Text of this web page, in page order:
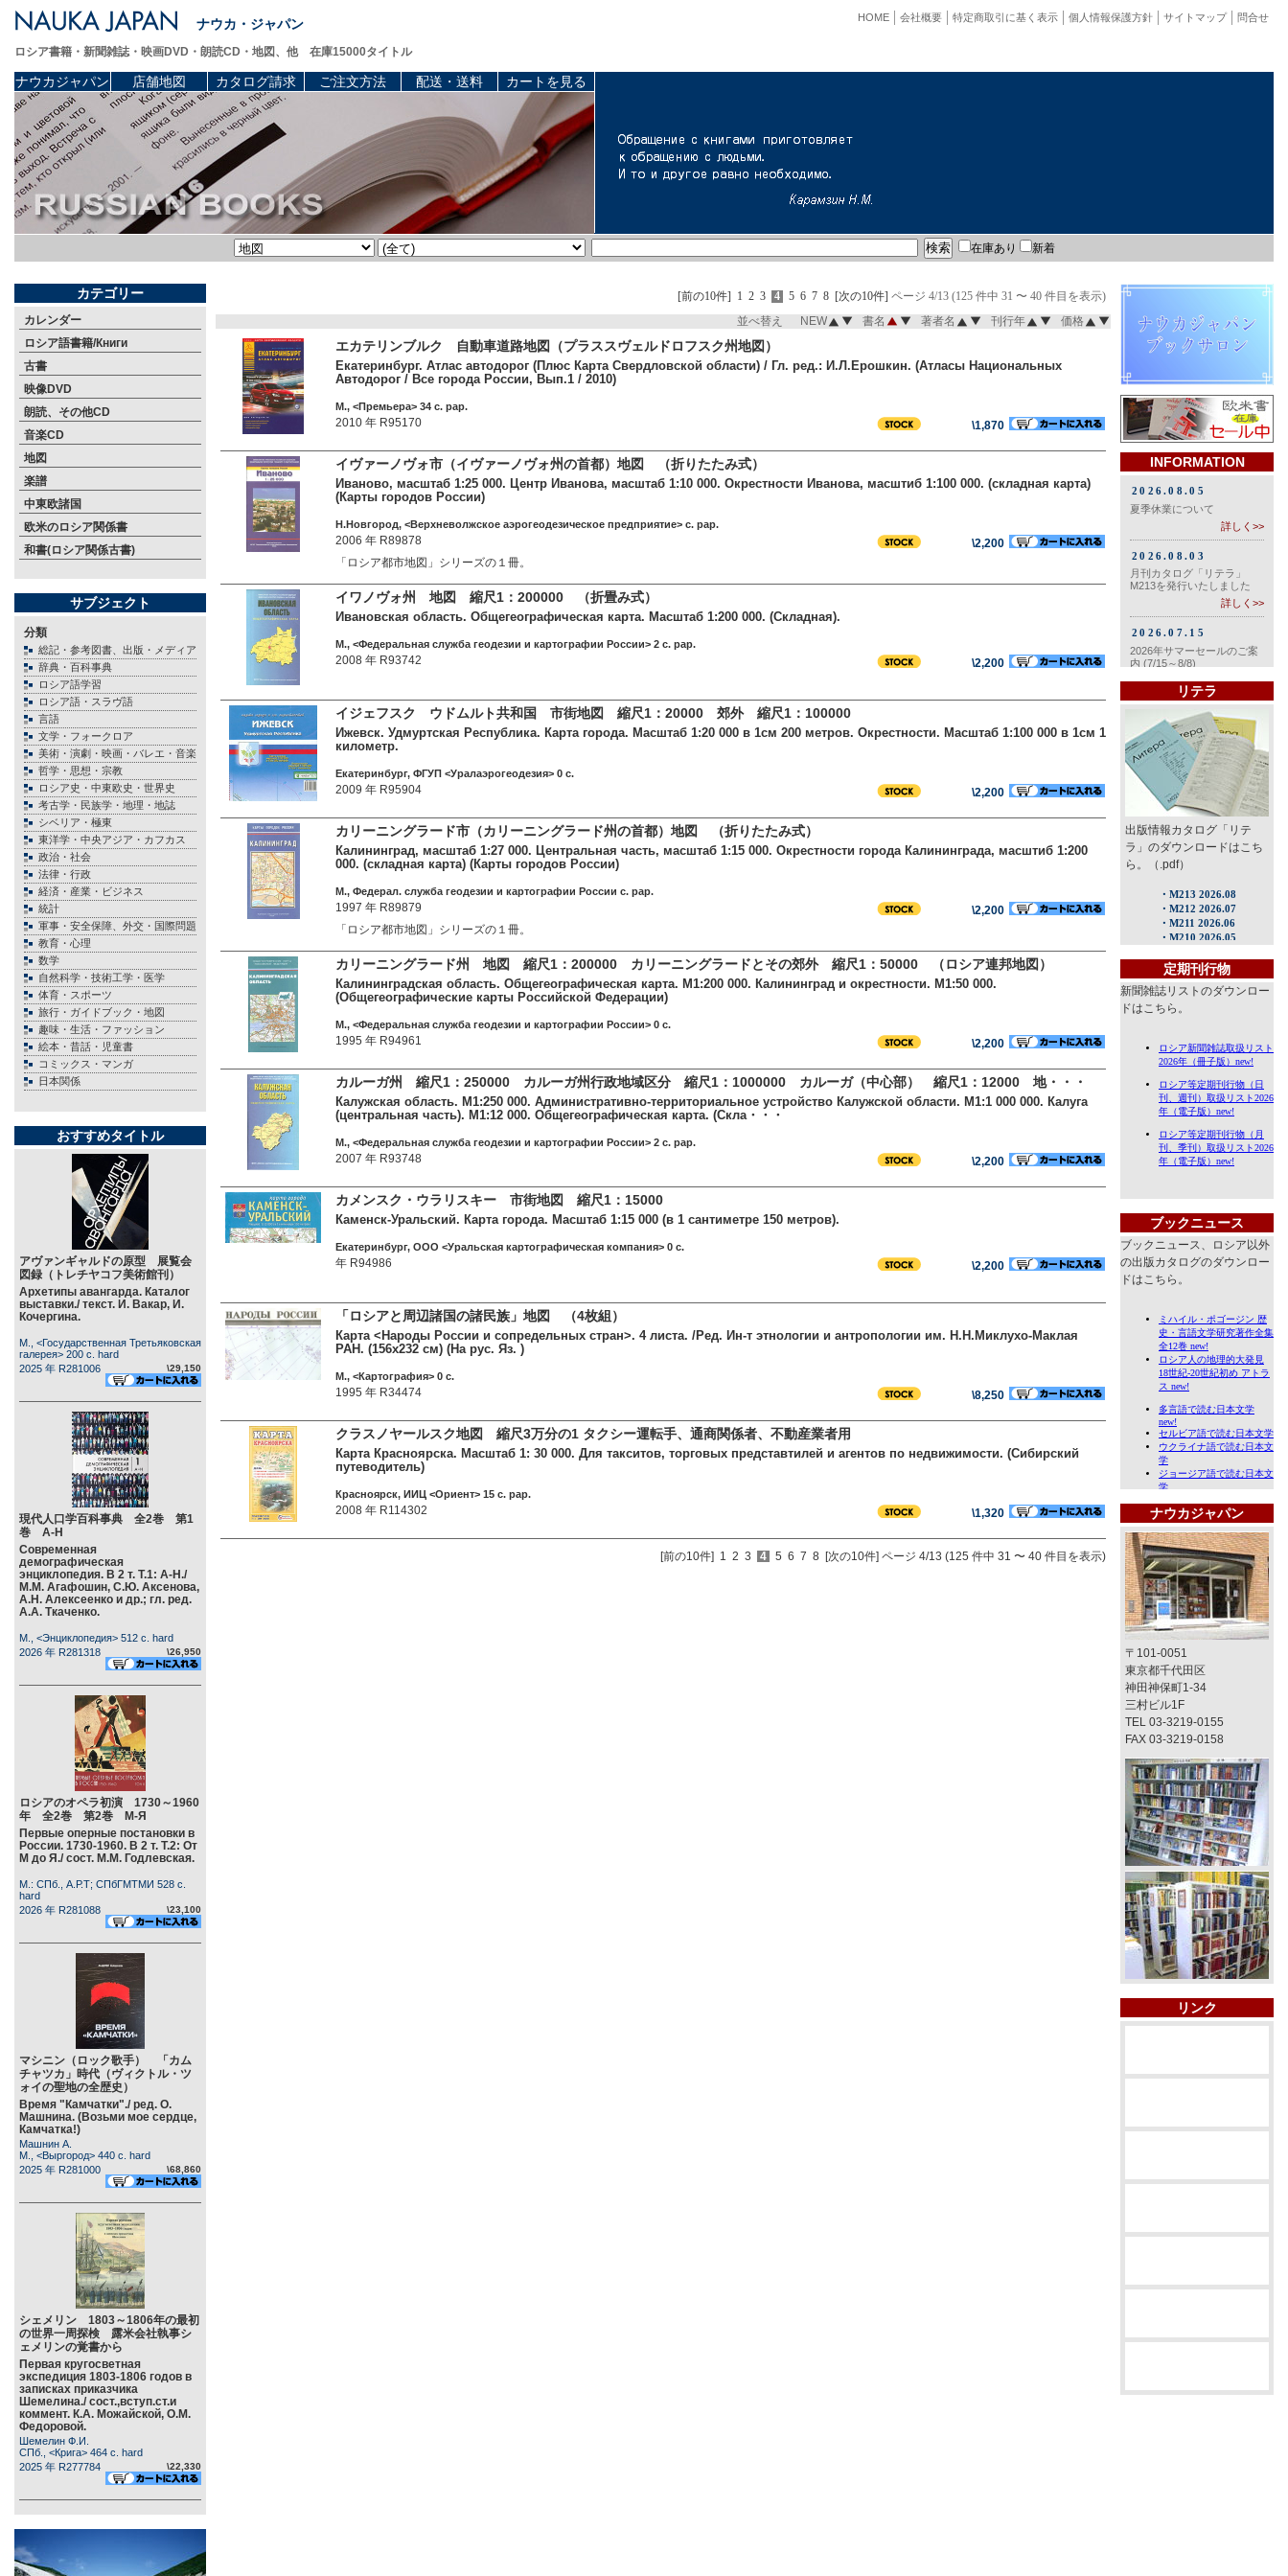
ナウカ・ジャパン 問合せ
サイトマップ
個人情報保護方針
特定商取引に基く表示
会社概要
HOME
ロシア書籍・新聞雑誌・映画DVD・朗読CD・地図、他 在庫15000タイトル
ナウカジャパン 店舗地図 カタログ請求 ご注文方法 配送・送料 カートを見る
在庫あり 新着
カテゴリー
カレンダー
ロシア語書籍/Книги
古書
映像DVD
朗読、その他CD
音楽CD
地図
楽譜
中東欧諸国
欧米のロシア関係書
和書(ロシア関係古書)
サブジェクト
分類
総記・参考図書、出版・メディア
辞典・百科事典
ロシア語学習
ロシア語・スラヴ語
言語
文学・フォークロア
美術・演劇・映画・バレエ・音楽
哲学・思想・宗教
ロシア史・中東欧史・世界史
考古学・民族学・地理・地誌
シベリア・極東
東洋学・中央アジア・カフカス
政治・社会
法律・行政
経済・産業・ビジネス
統計
軍事・安全保障、外交・国際問題
教育・心理
数学
自然科学・技術工学・医学
体育・スポーツ
旅行・ガイドブック・地図
趣味・生活・ファッション
絵本・昔話・児童書
コミックス・マンガ
日本関係
おすすめタイトル
アヴァンギャルドの原型 展覧会
図録（トレチヤコフ美術館刊）
Архетипы авангарда. Каталог
выставки./ текст. И. Вакар, И.
Кочергина.
М., <Государственная Третьяковская
галерея> 200 c. hard
2025 年 R281006
\29,150
現代人口学百科事典 全2巻 第1
巻 А-Н
Современная
демографическая
энциклопедия. В 2 т. Т.1: А-Н./
М.М. Агафошин, С.Ю. Аксенова,
А.Н. Алексеенко и др.; гл. ред.
А.А. Ткаченко.
М., <Энциклопедия> 512 c. hard
2026 年 R281318
\26,950
ロシアのオペラ初演 1730～1960
年 全2巻 第2巻 М-Я
Первые оперные постановки в
России. 1730-1960. В 2 т. Т.2: От
М до Я./ сост. М.М. Годлевская.
М.: СПб., А.Р.Т; СПбГМТМИ 528 c.
hard
2026 年 R281088
\23,100
マシニン（ロック歌手） 「カム
チャツカ」時代（ヴィクトル・ツ
ォイの聖地の全歴史）
Время "Камчатки"./ ред. О.
Машнина. (Возьми мое сердце,
Камчатка!)
Машнин А.
М., <Выргород> 440 c. hard
2025 年 R281000
\68,860
シェメリン 1803～1806年の最初
の世界一周探検 露米会社執事シ
ェメリンの覚書から
Первая кругосветная
экспедиция 1803-1806 годов в
записках приказчика
Шемелина./ сост.,вступ.ст.и
коммент. К.А. Можайской, О.М.
Федоровой.
Шемелин Ф.И.
СПб., <Крига> 464 c. hard
2025 年 R277784
\22,330
[前の10件] 1 2 3 4 5 6 7 8 [次の10件] ページ 4/13 (125 件中 31 〜 40 件目を表示)
並べ替え NEW 書名 著者名 刊行年 価格
エカテリンブルク 自動車道路地図（プラススヴェルドロフスク州地図）
Екатеринбург. Атлас автодорог (Плюс Карта Свердловской области) / Гл. ред.: И.Л.Ерошкин. (Атласы Национальных
Автодорог / Все города России, Вып.1 / 2010)
М., <Премьера> 34 c. pap.
2010 年 R95170 \1,870
イヴァーノヴォ市（イヴァーノヴォ州の首都）地図 （折りたたみ式）
Иваново, масштаб 1:25 000. Центр Иванова, масштаб 1:10 000. Окрестности Иванова, масштиб 1:100 000. (складная карта)
(Карты городов России)
Н.Новгород, <Верхневолжское аэрогеодезическое предприятие> c. pap.
2006 年 R89878
\2,200
「ロシア都市地図」シリーズの１冊。
イワノヴォ州 地図 縮尺1：200000 （折畳み式）
Ивановская область. Общегеографическая карта. Масштаб 1:200 000. (Складная).
М., <Федеральная служба геодезии и картографии России> 2 c. pap.
2008 年 R93742 \2,200
イジェフスク ウドムルト共和国 市街地図 縮尺1：20000 郊外 縮尺1：100000
Ижевск. Удмуртская Республика. Карта города. Масштаб 1:20 000 в 1см 200 метров. Окрестности. Масштаб 1:100 000 в 1см 1
километр.
Екатеринбург, ФГУП <Уралаэрогеодезия> 0 c.
2009 年 R95904 \2,200
カリーニングラード市（カリーニングラード州の首都）地図 （折りたたみ式）
Калининград, масштаб 1:27 000. Центральная часть, масштаб 1:15 000. Окрестности города Калининграда, масштиб 1:200
000. (складная карта) (Карты городов России)
М., Федерал. служба геодезии и картографии России c. pap.
1997 年 R89879
\2,200
「ロシア都市地図」シリーズの１冊。
カリーニングラード州 地図 縮尺1：200000 カリーニングラードとその郊外 縮尺1：50000 （ロシア連邦地図）
Калининградская область. Общегеографическая карта. М1:200 000. Калининград и окрестности. М1:50 000.
(Общегеографические карты Российской Федерации)
М., <Федеральная служба геодезии и картографии России> 0 c.
1995 年 R94961 \2,200
カルーガ州 縮尺1：250000 カルーガ州行政地域区分 縮尺1：1000000 カルーガ（中心部） 縮尺1：12000 地・・・
Калужская область. М1:250 000. Административно-территориальное устройство Калужской области. М1:1 000 000. Калуга
(центральная часть). М1:12 000. Общегеографическая карта. (Скла・・・
М., <Федеральная служба геодезии и картографии России> 2 c. pap.
2007 年 R93748 \2,200
カメンスク・ウラリスキー 市街地図 縮尺1：15000
Каменск-Уральский. Карта города. Масштаб 1:15 000 (в 1 сантиметре 150 метров).
Екатеринбург, ООО <Уральская картографическая компания> 0 c.
年 R94986 \2,200
「ロシアと周辺諸国の諸民族」地図 （4枚組）
Карта <Народы России и сопредельных стран>. 4 листа. /Ред. Ин-т этнологии и антропологии им. Н.Н.Миклухо-Маклая
РАН. (156x232 см) (На рус. Яз. )
М., <Картография> 0 c.
1995 年 R34474 \8,250
クラスノヤールスク地図 縮尺3万分の1 タクシー運転手、通商関係者、不動産業者用
Карта Красноярска. Масштаб 1: 30 000. Для такситов, торговых представтилей и агентов по недвижимости. (Сибирский
путеводитель)
Красноярск, ИИЦ <Ориент> 15 c. pap.
2008 年 R114302 \1,320
[前の10件] 1 2 3 4 5 6 7 8 [次の10件] ページ 4/13 (125 件中 31 〜 40 件目を表示)
INFORMATION
リテラ
出版情報カタログ「リテ
ラ」のダウンロードはこち
ら。（.pdf）
定期刊行物
新聞雑誌リストのダウンロー
ドはこちら。
ブックニュース
ブックニュース、ロシア以外
の出版カタログのダウンロー
ドはこちら。
ナウカジャパン
〒101-0051
東京都千代田区
神田神保町1-34
三村ビル1F
TEL 03-3219-0155
FAX 03-3219-0158
リンク